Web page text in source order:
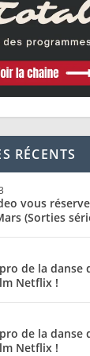
RÉCENTS
vous
(Sorties
de la danse
Netflix !
de la danse
Netflix !